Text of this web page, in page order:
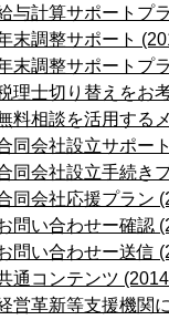
与計算サポートプ
末調整サポート
末調整サポートプ
理士切り替えをお
料相談を活用する
同会社設立サポー
同会社設立手続き
同会社応援プラン
問い合わせー確認
問い合わせー送信
通コンテンツ
営革新等支援機関